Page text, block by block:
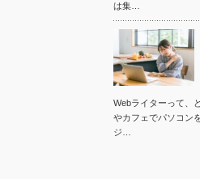
は集…
Webライターって、
やカフェでパソコン
ジ…